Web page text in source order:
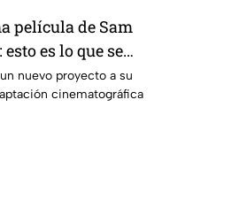
película de Sam
es lo que se
nuevo proyecto a su
cinematográfica